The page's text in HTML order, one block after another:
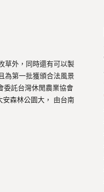
草外，同時還有可以製
為第一批獲頒合法風景
委託台灣休閒農業協會
森林公園大， 由台南